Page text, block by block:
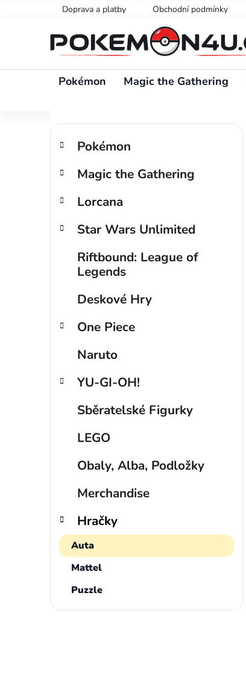
Doprava a platby Obchodní podmínky
Pokémon Magic the Gathering
P Přeskočit
kategorie
K
a
e
o
i
Pokémon
Magic the Gathering
Lorcana
Star Wars Unlimited
Riftbound: League of
Legends
Deskové Hry
One Piece
Naruto
YU-GI-OH!
Sběratelské Figurky
LEGO
Obaly, Alba, Podložky
Merchandise
Hračky
Auta
Mattel
Puzzle